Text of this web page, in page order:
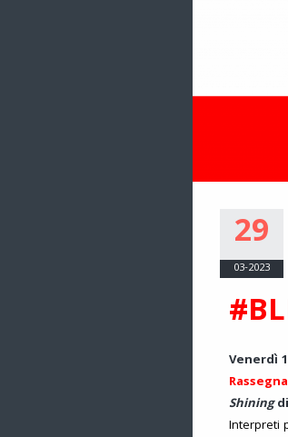
29
03-2023
Venerdì
Shining
Interpreti